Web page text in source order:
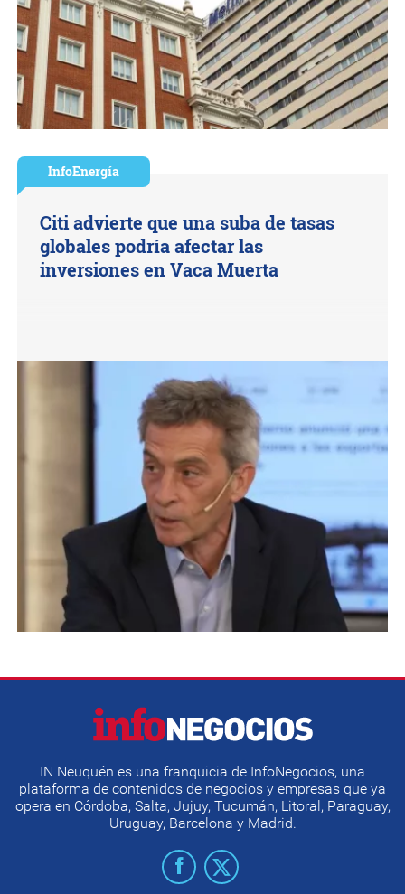
InfoEnergía
Citi advierte que una suba de tasas
globales podría afectar las
inversiones en Vaca Muerta
IN Neuquén es una franquicia de InfoNegocios, una
plataforma de contenidos de negocios y empresas que ya
opera en Córdoba, Salta, Jujuy, Tucumán, Litoral, Paraguay,
Uruguay, Barcelona y Madrid.